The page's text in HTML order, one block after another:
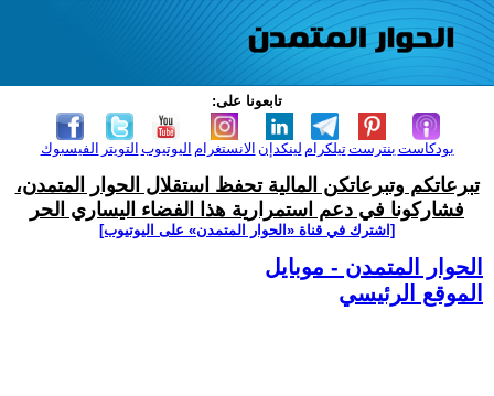
تابعونا على:
الفيسبوك التويتر اليوتيوب الانستغرام لينكدإن تيلكرامبنترست بودكاست
تبرعاتكم وتبرعاتكن المالية تحفظ استقلال الحوار المتمدن،
فشاركونا في دعم استمرارية هذا الفضاء اليساري الحر
[اشترك في قناة ‫«الحوار المتمدن» على اليوتيوب]
الحوار المتمدن - موبايل
الموقع الرئيسي